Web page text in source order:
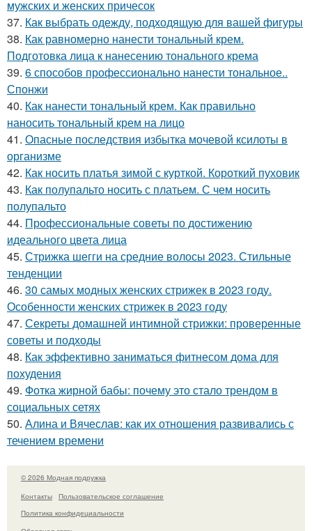
мужских и женских причесок
37. Как выбрать одежду, подходящую для вашей фигуры
38. Как равномерно нанести тональный крем.
Подготовка лица к нанесению тонального крема
39. 6 способов профессионально нанести тональное..
Спонжи
40. Как нанести тональный крем. Как правильно
наносить тональный крем на лицо
41. Опасные последствия избытка мочевой ксилоты в
организме
42. Как носить платья зимой с курткой. Короткий пуховик
43. Как полупальто носить с платьем. С чем носить
полупальто
44. Профессиональные советы по достижению
идеального цвета лица
45. Стрижка шегги на средние волосы 2023. Стильные
тенденции
46. 30 самых модных женских стрижек в 2023 году.
Особенности женских стрижек в 2023 году
47. Секреты домашней интимной стрижки: проверенные
советы и подходы
48. Как эффективно заниматься фитнесом дома для
похудения
49. Фотка жирной бабы: почему это стало трендом в
социальных сетях
50. Алина и Вячеслав: как их отношения развивались с
течением времени
© 2026 Модная подружка
Контакты
Пользовательское соглашение
Политика конфидециальности